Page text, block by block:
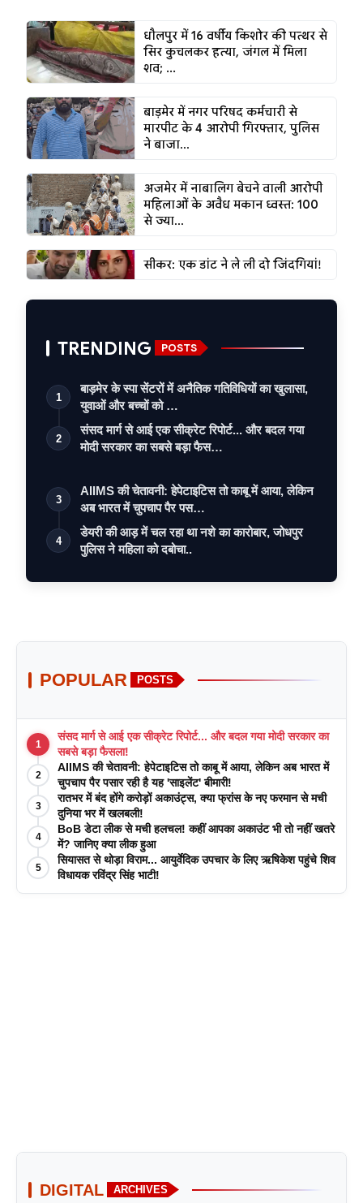
धौलपुर में 16 वर्षीय किशोर की पत्थर से
सिर कुचलकर हत्या, जंगल में मिला
शव; ...
बाड़मेर में नगर परिषद कर्मचारी से
मारपीट के 4 आरोपी गिरफ्तार, पुलिस
ने बाजा...
अजमेर में नाबालिग बेचने वाली आरोपी
महिलाओं के अवैध मकान ध्वस्त: 100
से ज्या...
सीकर: एक डांट ने ले ली दो जिंदगियां!
TRENDING POSTS
1
बाड़मेर के स्पा सेंटरों में अनैतिक गतिविधियों का खुलासा,
युवाओं और बच्चों को …
2
संसद मार्ग से आई एक सीक्रेट रिपोर्ट... और बदल गया
मोदी सरकार का सबसे बड़ा फैस…
3
AIIMS की चेतावनी: हेपेटाइटिस तो काबू में आया, लेकिन
अब भारत में चुपचाप पैर पस…
4
डेयरी की आड़ में चल रहा था नशे का कारोबार, जोधपुर
पुलिस ने महिला को दबोचा..
POPULAR POSTS
1
संसद मार्ग से आई एक सीक्रेट रिपोर्ट... और बदल गया मोदी सरकार का
सबसे बड़ा फैसला!
2
AIIMS की चेतावनी: हेपेटाइटिस तो काबू में आया, लेकिन अब भारत में
चुपचाप पैर पसार रही है यह 'साइलेंट' बीमारी!
3
रातभर में बंद होंगे करोड़ों अकाउंट्स, क्या फ्रांस के नए फरमान से मची
दुनिया भर में खलबली!
4
BoB डेटा लीक से मची हलचल! कहीं आपका अकाउंट भी तो नहीं खतरे
में? जानिए क्या लीक हुआ
5
सियासत से थोड़ा विराम... आयुर्वेदिक उपचार के लिए ऋषिकेश पहुंचे शिव
विधायक रविंद्र सिंह भाटी!
DIGITAL ARCHIVES